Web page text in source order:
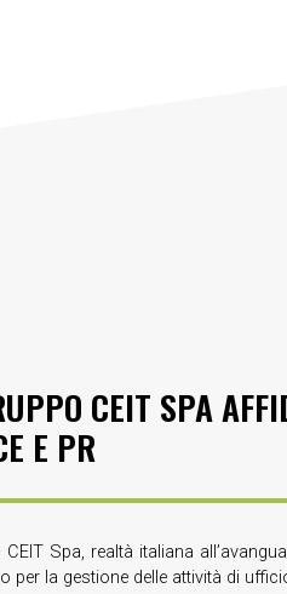
CEIT SPA
E PR
CEIT Spa, realtà italiana
per la gestione delle attività di